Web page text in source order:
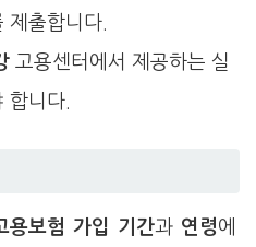
제출합니다.
고용센터에서 제공하는 실
합니다.
용보험 가입 기간과 연령에